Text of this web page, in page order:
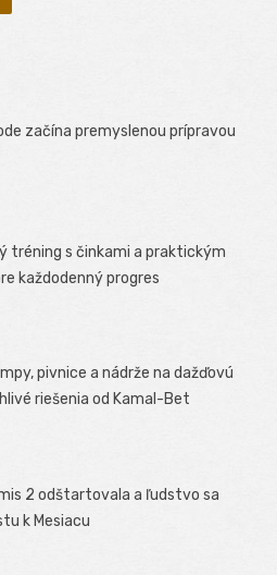
začína premyslenou prípravou
tréning s činkami a praktickým
každodenný progres
pivnice a nádrže na dažďovú
riešenia od Kamal-Bet
2 odštartovala a ľudstvo sa
k Mesiacu